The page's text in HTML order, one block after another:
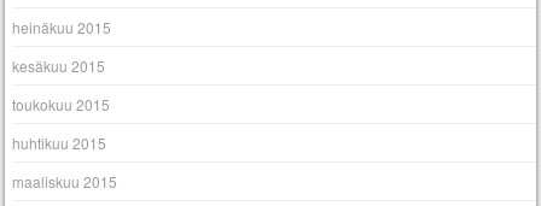
heinäkuu 2015
kesäkuu 2015
toukokuu 2015
huhtikuu 2015
maaliskuu 2015